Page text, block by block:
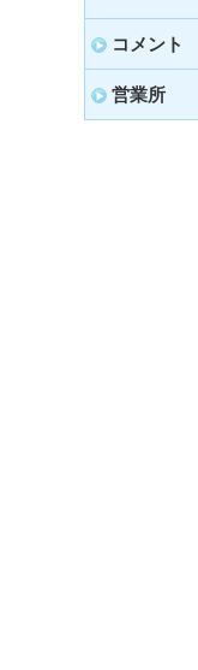
コメント
営業所